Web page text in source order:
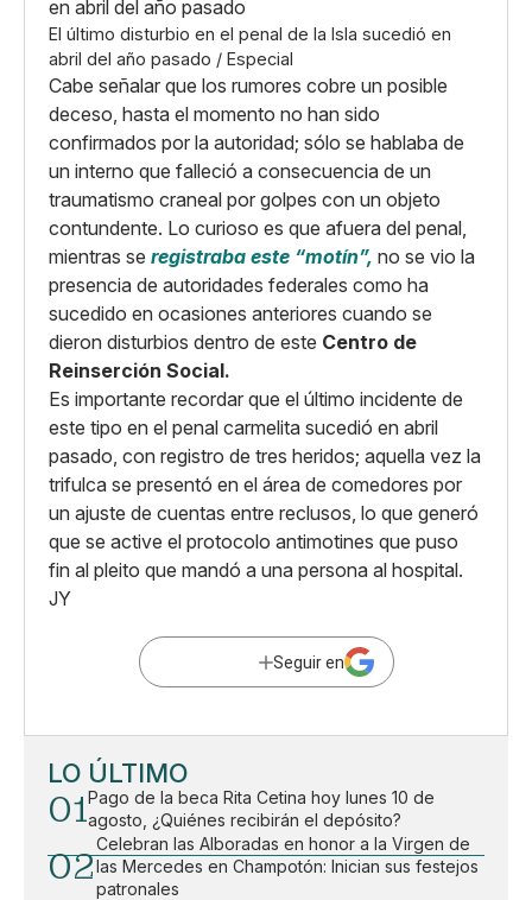
El último disturbio en el penal de la Isla sucedió en
abril del año pasado / Especial
Cabe señalar que los rumores cobre un posible
deceso, hasta el momento no han sido
confirmados por la autoridad; sólo se hablaba de
un interno que falleció a consecuencia de un
traumatismo craneal por golpes con un objeto
contundente. Lo curioso es que afuera del penal,
mientras se registraba este “motín”, no se vio la
presencia de autoridades federales como ha
sucedido en ocasiones anteriores cuando se
dieron disturbios dentro de este Centro de
Reinserción Social.
Es importante recordar que el último incidente de
este tipo en el penal carmelita sucedió en abril
pasado, con registro de tres heridos; aquella vez la
trifulca se presentó en el área de comedores por
un ajuste de cuentas entre reclusos, lo que generó
que se active el protocolo antimotines que puso
fin al pleito que mandó a una persona al hospital.
JY
Seguir en
LO ÚLTIMO
01Pago de la beca Rita Cetina hoy lunes 10 de
agosto, ¿Quiénes recibirán el depósito?
02
Celebran las Alboradas en honor a la Virgen de
las Mercedes en Champotón: Inician sus festejos
patronales